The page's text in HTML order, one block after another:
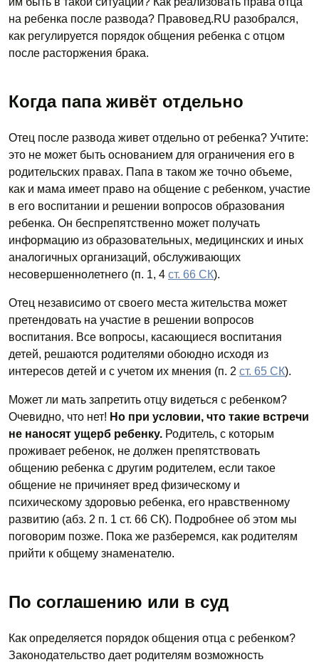
на ребенка после развода? Правовед.RU разобрался,
как регулируется порядок общения ребенка с отцом
после расторжения брака.
Когда папа живёт отдельно
Отец после развода живет отдельно от ребенка? Учтите:
это не может быть основанием для ограничения его в
родительских правах. Папа в таком же точно объеме,
как и мама имеет право на общение с ребенком, участие
в его воспитании и решении вопросов образования
ребенка. Он беспрепятственно может получать
информацию из образовательных, медицинских и иных
аналогичных организаций, обслуживающих
несовершеннолетнего (п. 1, 4 ст. 66 СК).
Отец независимо от своего места жительства может
претендовать на участие в решении вопросов
воспитания. Все вопросы, касающиеся воспитания
детей, решаются родителями обоюдно исходя из
интересов детей и с учетом их мнения (п. 2 ст. 65 СК).
Может ли мать запретить отцу видеться с ребенком?
Очевидно, что нет! Но при условии, что такие встречи
не наносят ущерб ребенку. Родитель, с которым
проживает ребенок, не должен препятствовать
общению ребенка с другим родителем, если такое
общение не причиняет вред физическому и
психическому здоровью ребенка, его нравственному
развитию (абз. 2 п. 1 ст. 66 СК). Подробнее об этом мы
поговорим позже. Пока же разберемся, как родителям
прийти к общему знаменателю.
По соглашению или в суд
Как определяется порядок общения отца с ребенком?
Законодательство дает родителям возможность